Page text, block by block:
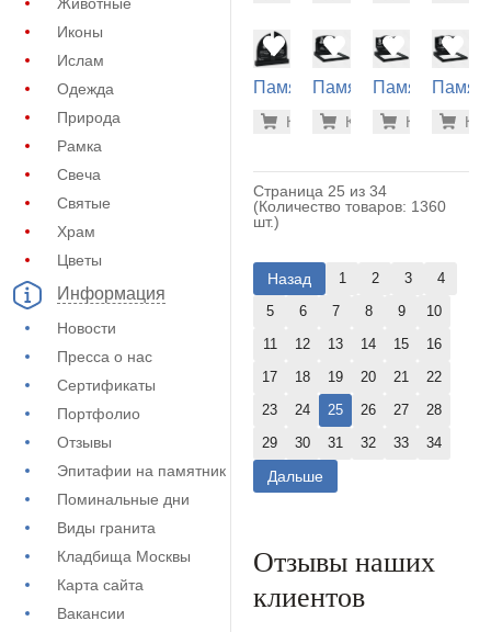
Иконы
Ислам
Одежда
Природа
Рамка
Свеча
Святые
Храм
Цветы
Информация
Новости
Пресса о нас
Сертификаты
Портфолио
Отзывы
Эпитафии на памятник
Поминальные дни
Виды гранита
Кладбища Москвы
Карта сайта
Вакансии
Памятник
могилу
-7% 47.500
Купить
Памятник
могилу
-7%
Купить
Памятник
могилу
-
Купитьмогилу
Страница 25 из 34
(Количество товаров: 1360
шт.)
Назад 1 2 3
4
5
6 7 8 9
10
11
12 13 14 15
16
17
18 19 20 21
22
23
24 25 26 27
28
29
30 31 32 33 34
Дальше
Отзывы наших
клиентов